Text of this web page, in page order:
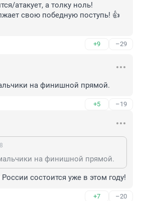
атакует, а толку ноль!
свою победную поступь! 👍
+9 –29
на финишной прямой.
+5 –19
на финишной прямой.
состоится уже в этом году!
+7 –20